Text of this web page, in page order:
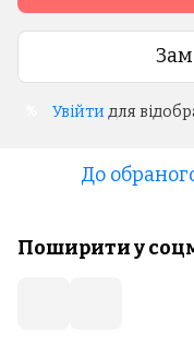
Увійти для
До
Поширити у